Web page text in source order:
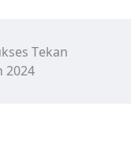
Tekan
2024